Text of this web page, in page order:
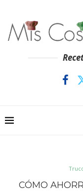
CÓMO